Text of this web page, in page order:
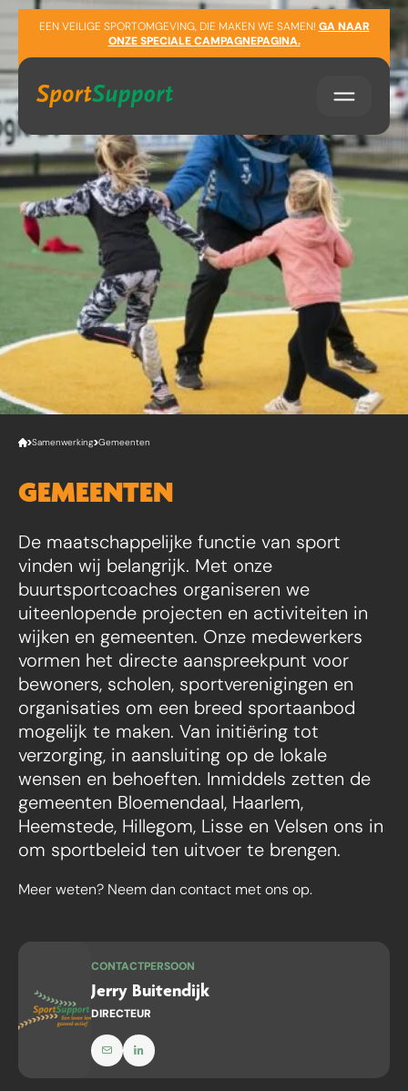
Sla navigatie over
EEN VEILIGE SPORTOMGEVING, DIE MAKEN WE SAMEN! GA NAAR
ONZE SPECIALE CAMPAGNEPAGINA.
Samenwerking Gemeenten
GEMEENTEN
De maatschappelijke functie van sport
vinden wij belangrijk. Met onze
buurtsportcoaches organiseren we
uiteenlopende projecten en activiteiten in
wijken en gemeenten. Onze medewerkers
vormen het directe aanspreekpunt voor
bewoners, scholen, sportverenigingen en
organisaties om een breed sportaanbod
mogelijk te maken. Van initiëring tot
verzorging, in aansluiting op de lokale
wensen en behoeften. Inmiddels zetten de
gemeenten Bloemendaal, Haarlem,
Heemstede, Hillegom, Lisse en Velsen ons in
om sportbeleid ten uitvoer te brengen.
Meer weten? Neem dan contact met ons op.
CONTACTPERSOON
Jerry Buitendijk
DIRECTEUR